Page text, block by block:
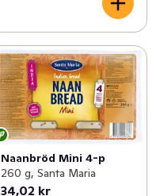
Naanbröd Mini 4-p
260 g, Santa Maria
34,02 kr